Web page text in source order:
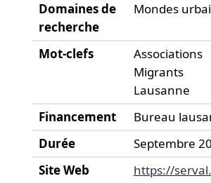
Domaines de
recherche
Mondes
Mot-clefs
Associations
Migrants
Lausanne
Financement
Bureau
Durée
Septembre
Site Web
https://